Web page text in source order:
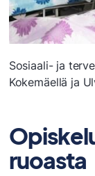
Sosiaali- ja
Kokemäellä ja
ruoasta